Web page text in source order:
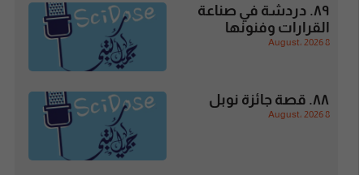
٨٩. دردشة في صناعة
القرارات وفنونها
8 August، 2026
٨٨. قصة جائزة نوبل
8 August، 2026